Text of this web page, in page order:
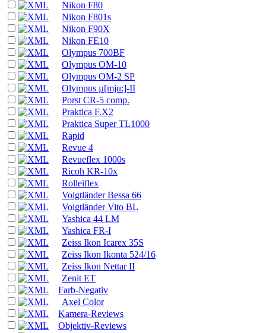
Nikon F80
Nikon F801s
Nikon F90X
Nikon FE10
Olympus 700BF
Olympus OM-10
Olympus OM-2 SP
Olympus µ[mju:]-II
Porst CR-5 comp.
Praktica F.X2
Praktica Super TL1000
Rapid
Revue 4
Revueflex 1000s
Ricoh KR-10x
Rolleiflex
Voigtländer Bessa 66
Voigtländer Vito BL
Yashica 44 LM
Yashica FR-I
Zeiss Ikon Icarex 35S
Zeiss Ikon Ikonta 524/16
Zeiss Ikon Nettar II
Zenit ET
Farb-Negativ
Axel Color
Kamera-Reviews
Objektiv-Reviews